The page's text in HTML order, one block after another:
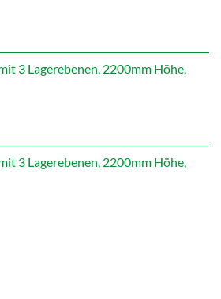
3 Lagerebenen, 2200mm Höhe,
3 Lagerebenen, 2200mm Höhe,